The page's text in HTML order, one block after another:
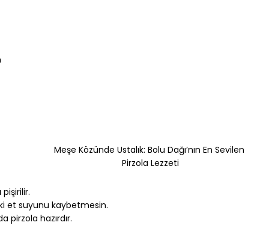
Meşe Közünde Ustalık: Bolu Dağı’nın En Sevilen
Pirzola Lezzeti
pişirilir.
et suyunu kaybetmesin.
pirzola hazırdır.